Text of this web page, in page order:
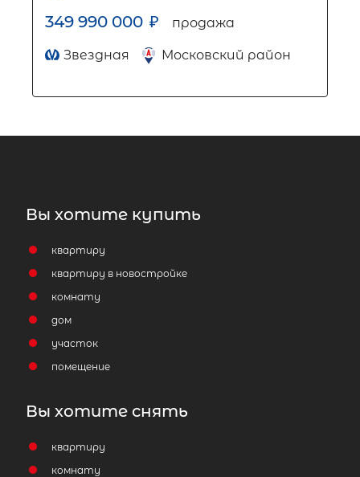
349 990 000 ₽ продажа
Звездная Московский район
Вы хотите купить
квартиру
квартиру в новостройке
комнату
дом
участок
помещение
Вы хотите снять
квартиру
комнату